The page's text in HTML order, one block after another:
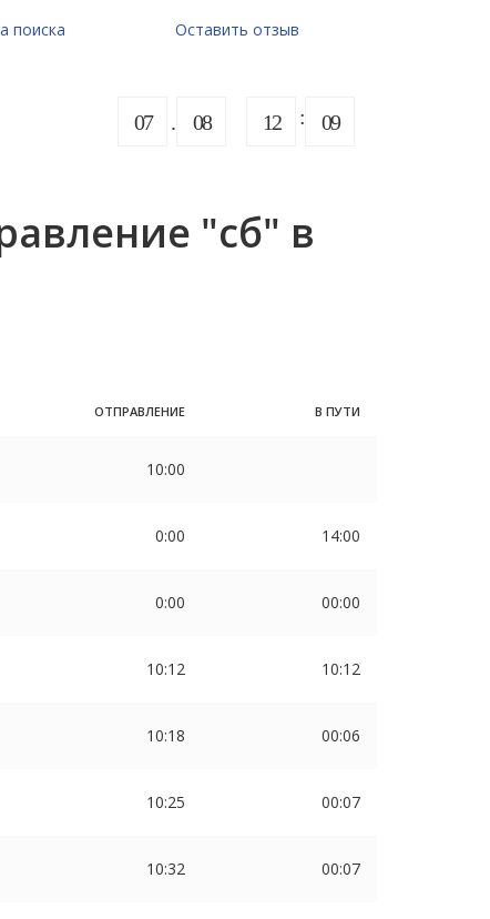
поиска Оставить отзыв
07 08 12 09
"сб" в
ОТПРАВЛЕНИЕ В ПУТИ
10:00
0:00 14:00
0:00 00:00
10:12 10:12
10:18 00:06
10:25 00:07
10:32 00:07